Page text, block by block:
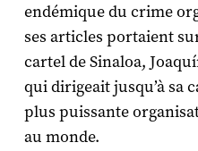
endémique du crime
ses articles portaient
cartel de Sinaloa,
qui dirigeait jusqu’à sa
plus puissante
au monde.